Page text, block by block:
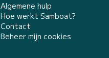
Algemene hulp
Hoe werkt Samboat?
Contact
Beheer mijn cookies